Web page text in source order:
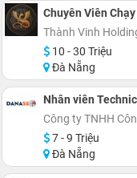
Chuyên Viên
Thành Vinh
10 - 30 Triệu
Đà Nẵng
Nhân viên
Công ty TNHH
7 - 9 Triệu
Đà Nẵng